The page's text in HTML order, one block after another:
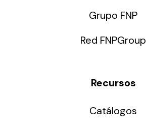
Grupo FNP
Red FNPGroup
Recursos
Catálogos